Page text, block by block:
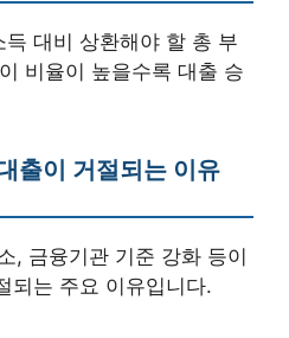
대비 상환해야 할 총 부
비율이 높을수록 대출 승
출이 거절되는 이유
, 금융기관 기준 강화 등이
되는 주요 이유입니다.